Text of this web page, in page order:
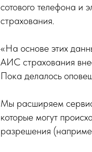
сотового телефона и
страхования.
«На основе этих
АИС страхования
Пока делалось
Мы расширяем
которые могут
разрешения